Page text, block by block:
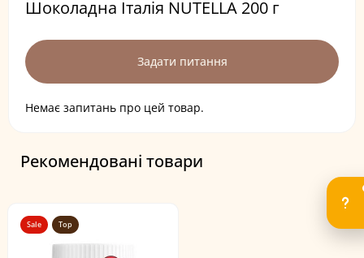
Шоколадна Італія NUTELLA 200 г
Задати питання
Немає запитань про цей товар.
Рекомендовані товари
Sale Top